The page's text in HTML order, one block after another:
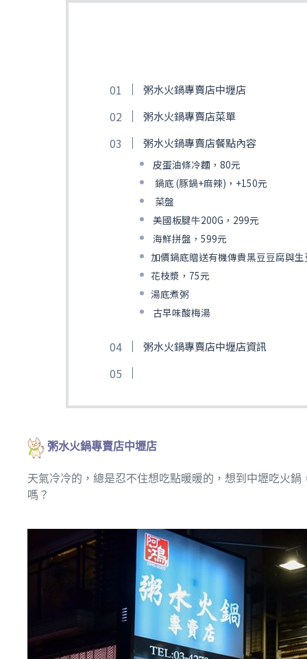
粥水火鍋專賣店中壢店
粥水火鍋專賣店菜單
粥水火鍋專賣店餐點內容
皮蛋油條冷麵，80元
鍋底 (豚鍋+麻辣)，+150元
菜盤
美國板腱牛200G，299元
海鮮拼盤，599元
加價鍋底贈送有機傳貴黑豆豆腐與生
花枝漿，75元
湯底煮粥
古早味酸梅湯
粥水火鍋專賣店中壢店資訊
粥水火鍋專賣店中壢店
天氣冷冷的，總是忍不住想吃點暖暖的，想到中壢吃火鍋
嗎？